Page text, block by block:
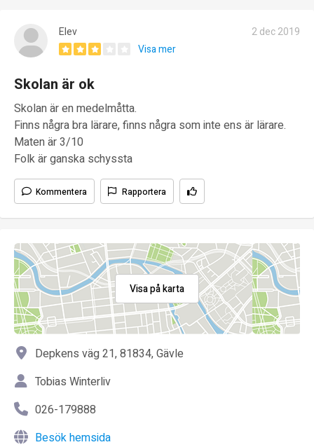
Elev
2 dec 2019
Visa mer
Skolan är ok
Skolan är en medelmåtta.
Finns några bra lärare, finns några som inte ens är lärare.
Maten är 3/10
Folk är ganska schyssta
Kommentera Rapportera
Visa på karta
Depkens väg 21, 81834, Gävle
Tobias Winterliv
026-179888
Besök hemsida